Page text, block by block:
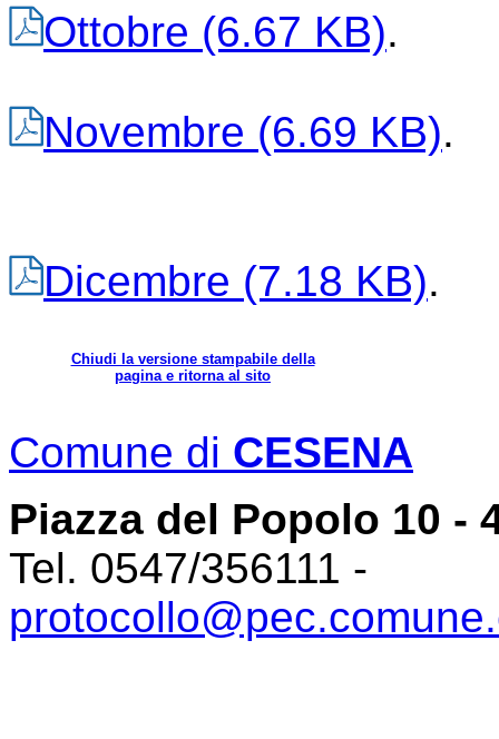
Ottobre (6.67 KB).
Novembre (6.69 KB).
Dicembre (7.18 KB).
Chiudi la versione stampabile della
pagina e ritorna al sito
Comune di CESENA
Piazza del Popolo 10 -
Tel. 0547/356111 -